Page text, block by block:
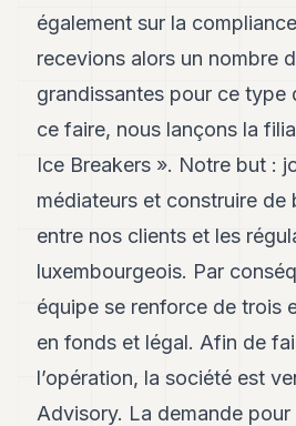
Andy
22
21
Andy
19
Andy
Andy
16
15
Andy
14
Andy
Andy
12
également sur la
recevions alors un nombre
grandissantes pour ce type
ce faire, nous lançons la
Ice Breakers ». Notre but :
médiateurs et construire de
entre nos clients et les
luxembourgeois. Par
équipe se renforce de trois
en fonds et légal. Afin de
l’opération, la société est
Advisory. La demande pour